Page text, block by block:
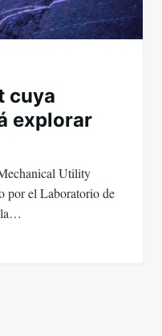
cuya
explorar
Utility
por el Laboratorio de
la…